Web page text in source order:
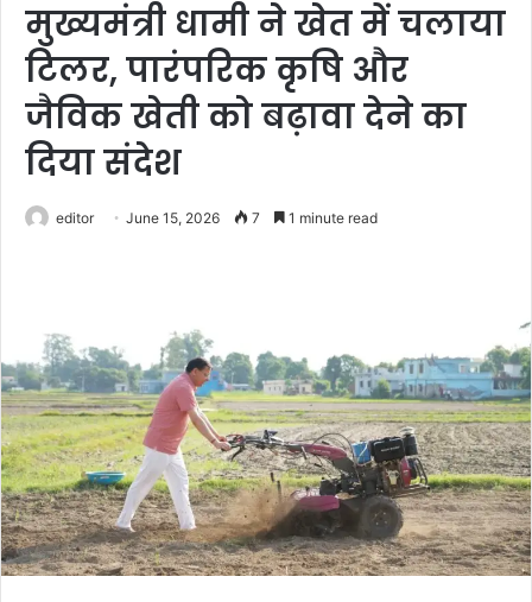
मुख्यमंत्री धामी ने खेत में चलाया
टिलर, पारंपरिक कृषि और
जैविक खेती को बढ़ावा देने का
दिया संदेश
editor June 15, 2026 7 1 minute read